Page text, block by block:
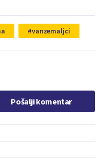
vanzemaljci
Pošalji komentar